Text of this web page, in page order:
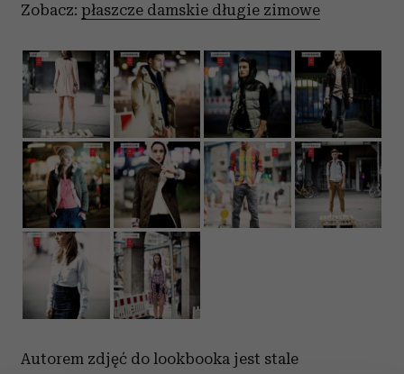
Zobacz: płaszcze damskie długie zimowe
Autorem zdjęć do lookbooka jest stale